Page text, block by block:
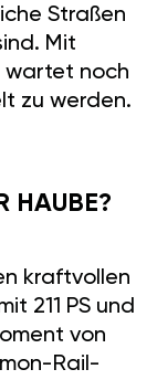
Straßen
Mit
wartet noch
zu werden.
HAUBE?
kraftvollen
211 PS und
von
Rail-